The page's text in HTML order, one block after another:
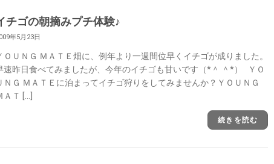
チゴの朝摘みプチ体験♪
年5月23日
ＯＵＮＧ ＭＡＴＥ畑に、例年より一週間位早くイチゴが成りました。
速昨日食べてみましたが、今年のイチゴも甘いです（*＾ ＾*） ＹＯ
ＮＧ ＭＡＴＥに泊まってイチゴ狩りをしてみませんか？ＹＯＵＮＧ
ＡＴ […]
続きを読む